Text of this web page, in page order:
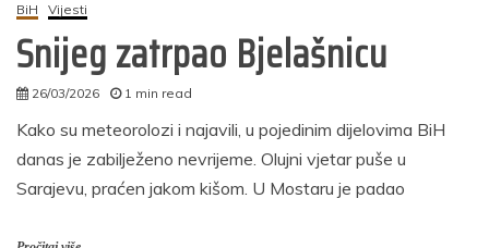
BiH Vijesti
Snijeg zatrpao Bjelašnicu
26/03/2026
1 min read
Kako su meteorolozi i najavili, u pojedinim dijelovima BiH
danas je zabilježeno nevrijeme. Olujni vjetar puše u
Sarajevu, praćen jakom kišom. U Mostaru je padao